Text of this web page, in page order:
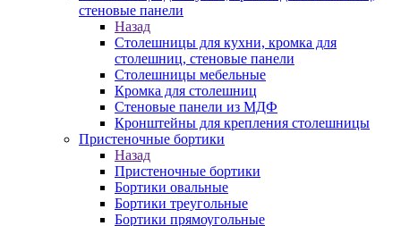
стеновые панели
Назад
Столешницы для кухни, кромка для
столешниц, стеновые панели
Столешницы мебельные
Кромка для столешниц
Стеновые панели из МДФ
Кронштейны для крепления столешницы
Пристеночные бортики
Назад
Пристеночные бортики
Бортики овальные
Бортики треугольные
Бортики прямоугольные